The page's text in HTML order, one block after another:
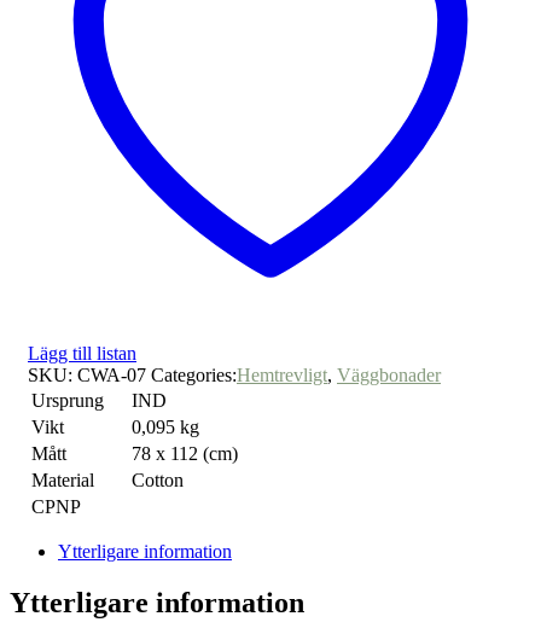
Lägg till listan
SKU: CWA-07 Categories:Hemtrevligt, Väggbonader
Ursprung
IND
Vikt
0,095 kg
Mått
78 x 112 (cm)
Material
Cotton
CPNP
Ytterligare information
Ytterligare information